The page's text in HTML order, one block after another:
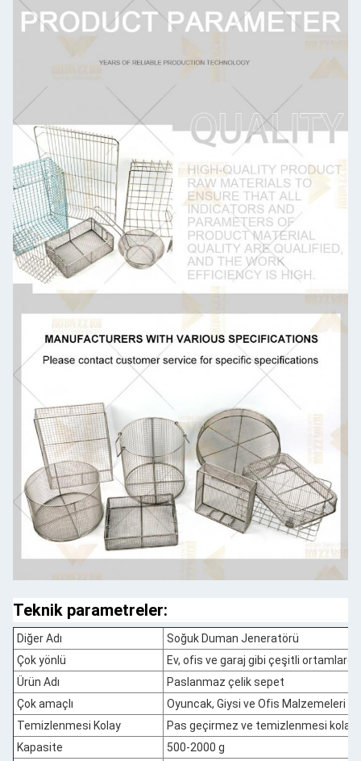
Teknik parametreler:
Diğer Adı
Soğuk Duman Jeneratörü
Çok yönlü
Ev, ofis ve garaj gibi çeşitli ortamlarda
Ürün Adı
Paslanmaz çelik sepet
Çok amaçlı
Oyuncak, Giysi ve Ofis Malzemeleri
Temizlenmesi Kolay
Pas geçirmez ve temizlenmesi kolay
Kapasite
500-2000 g